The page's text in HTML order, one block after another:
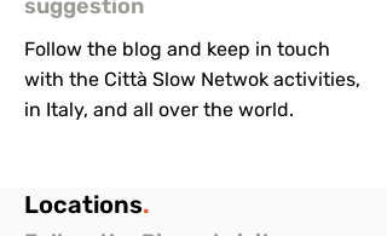
suggestion
Follow the blog and keep in touch
with the Città Slow Netwok activities,
in Italy, and all over the world.
Locations.